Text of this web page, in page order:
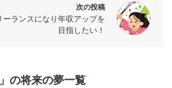
次の投稿
ランスになり年収アップを
目指したい！
の将来の夢一覧